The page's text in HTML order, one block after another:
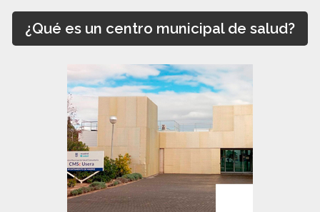
¿Qué es un centro municipal de salud?